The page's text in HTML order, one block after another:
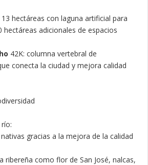
hectáreas con laguna artificial para
adicionales de espacios
42K: columna vertebral de
conecta la ciudad y mejora calidad
gracias a la mejora de la calidad
ribereña como flor de San José, nalcas,